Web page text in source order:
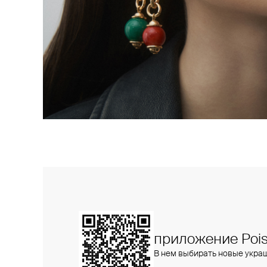
приложение
В нем выбирать новые